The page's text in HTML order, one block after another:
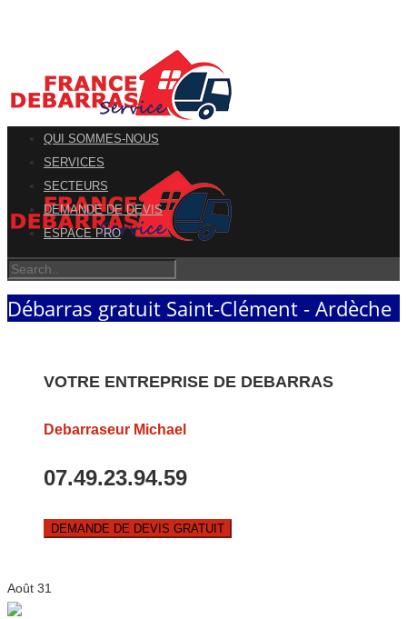
QUI SOMMES-NOUS
SERVICES
SECTEURS
DEMANDE DE DEVIS
ESPACE PRO
Débarras gratuit Saint-Clément - Ardèche
VOTRE ENTREPRISE DE DEBARRAS
Debarraseur Michael
07.49.23.94.59
DEMANDE DE DEVIS GRATUIT
Août 31